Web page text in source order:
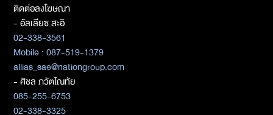
ติดต่อลงโฆษณา
- อัลเลียซ สะอิ
02-338-3561
Mobile : 087-519-1379
allias_sae@nationgroup.com
- ศิชล ภวัตโณทัย
085-255-6753
02-338-3325